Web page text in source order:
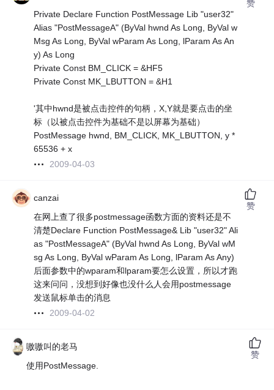
Private Declare Function PostMessage Lib "user32"
Alias "PostMessageA" (ByVal hwnd As Long, ByVal w
Msg As Long, ByVal wParam As Long, lParam As An
y) As Long
Private Const BM_CLICK = &HF5
Private Const MK_LBUTTON = &H1
'其中hwnd是被点击控件的句柄，X,Y就是要点击的坐
标（以被点击控件为基础不是以屏幕为基础）
PostMessage hwnd, BM_CLICK, MK_LBUTTON, y *
65536 + x
2009-04-03
赞
canzai
在网上查了很多postmessage函数方面的资料还是不
清楚Declare Function PostMessage& Lib "user32" Ali
as "PostMessageA" (ByVal hwnd As Long, ByVal wM
sg As Long, ByVal wParam As Long, lParam As Any)
后面参数中的wparam和lparam要怎么设置，所以才跑
这来问问，没想到好像也没什么人会用postmessage
发送鼠标单击的消息
2009-04-02
赞
嗷嗷叫的老马
使用PostMessage.
赞